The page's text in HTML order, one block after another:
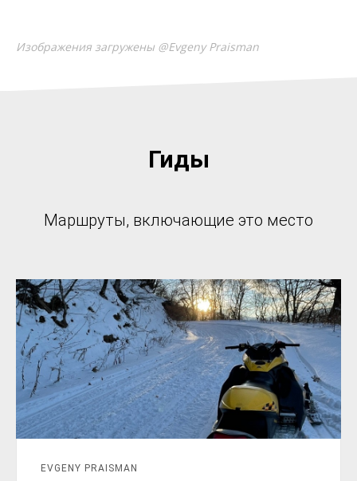
Изображения загружены @Evgeny Praisman
Гиды
Маршруты, включающие это место
EVGENY PRAISMAN